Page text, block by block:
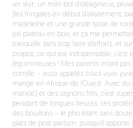
un skyr, un mini-bol d’oléagineux,
(les fringales en début d’allaitement,
madeleine et une grande tasse de
joli plateau en bois, et ça me
tranquille sans trop faire d’efforts, et
propos, ce qui est indispensable, c’est
légumineuses ! Mes parents m’ont
cornille – aussi appelés black eyes
mange en Afrique de l’Ouest. Avec du
manioc) et des oignons frits, c’est
pendant de longues heures. Les
des bouillons – le pho étant sans
plats de post-partum, puisqu’il